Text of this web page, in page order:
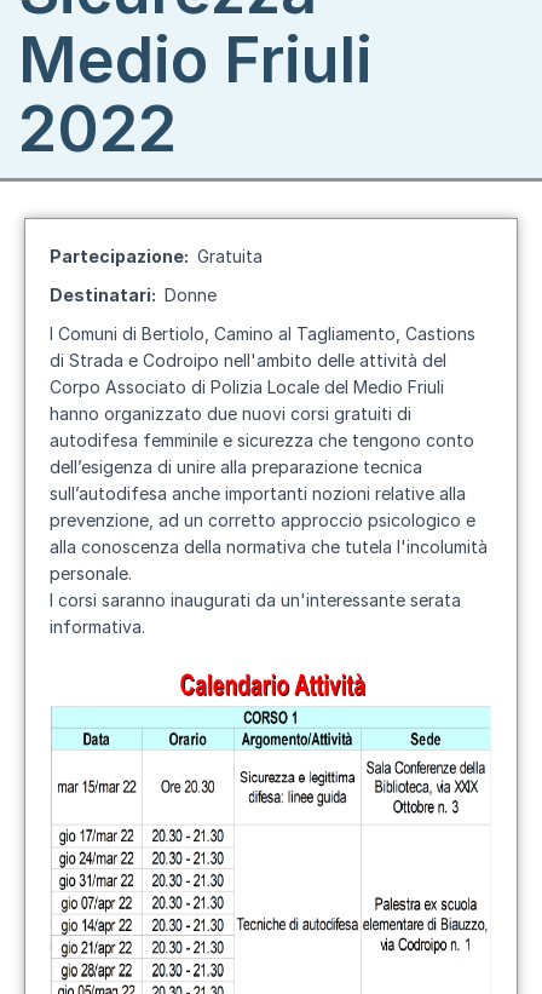
Medio Friuli
2022
Partecipazione
Gratuita
Destinatari
Donne
I Comuni di Bertiolo, Camino al Tagliamento, Castions
di Strada e Codroipo nell'ambito delle attività del
Corpo Associato di Polizia Locale del Medio Friuli
hanno organizzato due nuovi corsi gratuiti di
autodifesa femminile e sicurezza che tengono conto
dell’esigenza di unire alla preparazione tecnica
sull’autodifesa anche importanti nozioni relative alla
prevenzione, ad un corretto approccio psicologico e
alla conoscenza della normativa che tutela l'incolumità
personale.
I corsi saranno inaugurati da un'interessante serata
informativa.